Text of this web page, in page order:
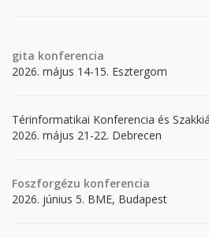
gita konferencia
2026. május 14-15. Esztergom
Térinformatikai Konferencia és
2026. május 21-22. Debrecen
Foszforgézu konferencia
2026. június 5. BME, Budapest